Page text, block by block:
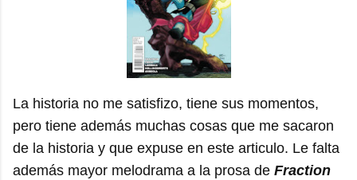
La historia no me satisfizo, tiene sus momentos,
pero tiene además muchas cosas que me sacaron
de la historia y que expuse en este articulo. Le falta
además mayor melodrama a la prosa de Fraction